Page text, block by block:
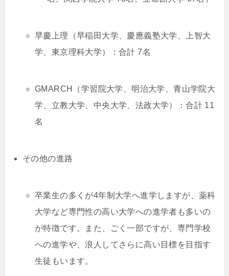
早慶上理（早稲田大学、慶應義塾大学、上智大
学、東京理科大学）：合計 7名
GMARCH（学習院大学、明治大学、青山学院大
学、立教大学、中央大学、法政大学）：合計 11
名
その他の進路
卒業生の多くが4年制大学へ進学しますが、薬科
大学など専門性の高い大学への進学者も多いの
が特徴です。また、ごく一部ですが、専門学校
への進学や、浪人してさらに高い目標を目指す
生徒もいます。